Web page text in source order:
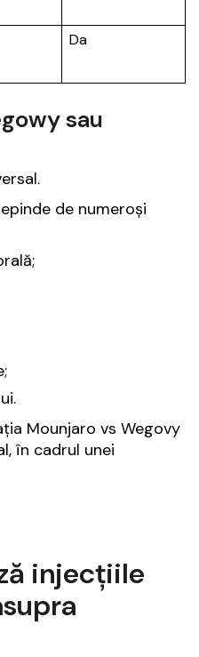
Da
sau
de numeroși
Mounjaro vs Wegovy
în cadrul unei
injecțiile